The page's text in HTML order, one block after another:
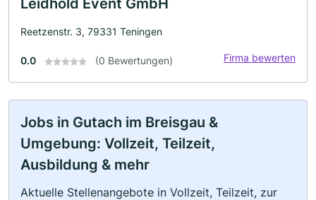
Leidhold Event GmbH
Reetzenstr. 3, 79331 Teningen
0.0 (0 Bewertungen) Firma bewerten
Jobs in Gutach im Breisgau &
Umgebung: Vollzeit, Teilzeit,
Ausbildung & mehr
Aktuelle Stellenangebote in Vollzeit, Teilzeit, zur